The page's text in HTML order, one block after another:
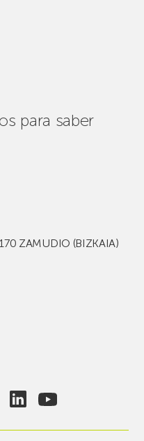
para saber
ZAMUDIO (BIZKAIA)